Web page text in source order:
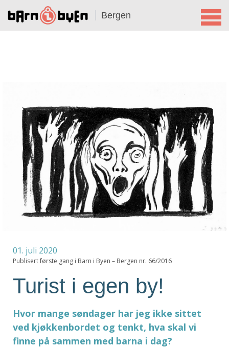
Bergen
01. juli 2020
Publisert første gang i Barn i Byen – Bergen nr. 66/2016
Turist i egen by!
Hvor mange søndager har jeg ikke sittet
ved kjøkkenbordet og tenkt, hva skal vi
finne på sammen med barna i dag?